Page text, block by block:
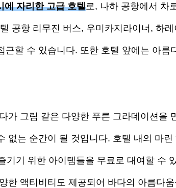
에 자리한 고급 호텔로, 나하 공항에서 차
공항 리무진 버스, 우미카지라이너, 하레
할 수 있습니다. 또한 호텔 앞에는 아름
가 그림 같은 다양한 푸른 그라데이션을
없는 순간이 될 것입니다. 호텔 내의 마린
기 위한 아이템들을 무료로 대여할 수
한 액티비티도 제공되어 바다의 아름다움